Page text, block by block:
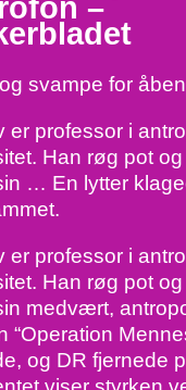
–
svampe for
er professor i
Han røg pot
… En lytter
er professor i
Han røg pot
medvært,
“Operation
og DR fjernede